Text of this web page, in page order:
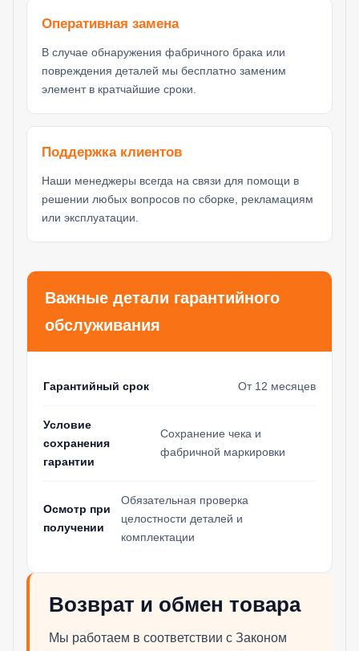
Оперативная замена
В случае обнаружения фабричного брака или
повреждения деталей мы бесплатно заменим
элемент в кратчайшие сроки.
Поддержка клиентов
Наши менеджеры всегда на связи для помощи в
решении любых вопросов по сборке, рекламациям
или эксплуатации.
Важные детали гарантийного
обслуживания
Гарантийный срок От 12 месяцев
Условие
сохранения
гарантии
Сохранение чека и
фабричной маркировки
Осмотр при
получении
Обязательная проверка
целостности деталей и
комплектации
Возврат и обмен товара
Мы работаем в соответствии с Законом